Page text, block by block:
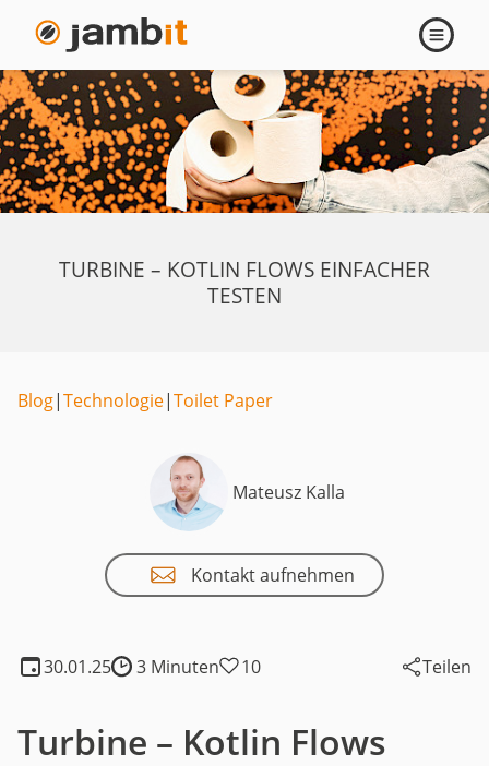
öffnen
TURBINE – KOTLIN FLOWS EINFACHER
TESTEN
Mateusz Kalla
Kontakt aufnehmen
30.01.25Lesedauer:
3 Minuten 10 Teilen
Blog|Technologie|Toilet Paper
Turbine – Kotlin Flows